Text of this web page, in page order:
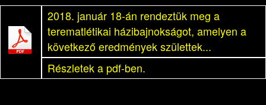
2018. január 18-án rendeztük meg a
terematlétikai házibajnokságot, amelyen a
következő eredmények születtek...
Részletek a pdf-ben.